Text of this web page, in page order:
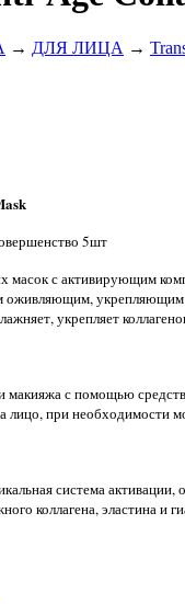
→ ДЛЯ ЛИЦА →
5шт
масок с активирующим
оживляющим, укрепляющим
укрепляет
и макияжа с помощью
лицо, при необходимости
система
коллагена, эластина